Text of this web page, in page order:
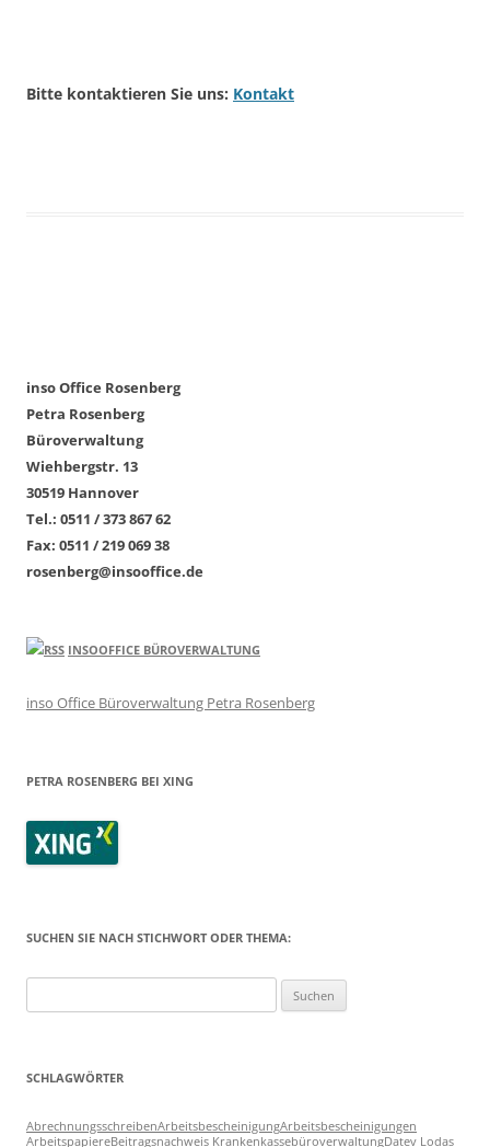
Bitte kontaktieren Sie uns: Kontakt
inso Office Rosenberg
Petra Rosenberg
Büroverwaltung
Wiehbergstr. 13
30519 Hannover
Tel.: 0511 / 373 867 62
Fax: 0511 / 219 069 38
rosenberg@insooffice.de
INSOOFFICE BÜROVERWALTUNG
inso Office Büroverwaltung Petra Rosenberg
PETRA ROSENBERG BEI XING
SUCHEN SIE NACH STICHWORT ODER THEMA:
nach:
SCHLAGWÖRTER
AbrechnungsschreibenArbeitsbescheinigungArbeitsbescheinigungen
ArbeitspapiereBeitragsnachweis KrankenkassebüroverwaltungDatev Lodas